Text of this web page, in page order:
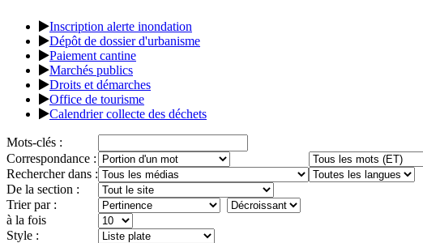
Inscription alerte inondation
Dépôt de dossier d'urbanisme
Paiement cantine
Marchés publics
Droits et démarches
Office de tourisme
Calendrier collecte des déchets
Mots-clés :
Correspondance :
Rechercher dans :
De la section :
Trier par :
à la fois
Style :